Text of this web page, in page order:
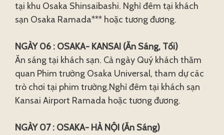
tại khu Osaka Shinsaibashi. Nghỉ đêm tại khách
sạn Osaka Ramada*** hoặc tương đương.
NGÀY 06 : OSAKA- KANSAI (Ăn Sáng, Tối)
Ăn sáng tại khách sạn. Cả ngày Quý khách thăm
quan Phim trường Osaka Universal, tham dự các
trò chơi tại phim trường.Nghỉ đêm tại khách sạn
Kansai Airport Ramada hoặc tương đương.
NGÀY 07 : OSAKA- HÀ NỘI (Ăn Sáng)